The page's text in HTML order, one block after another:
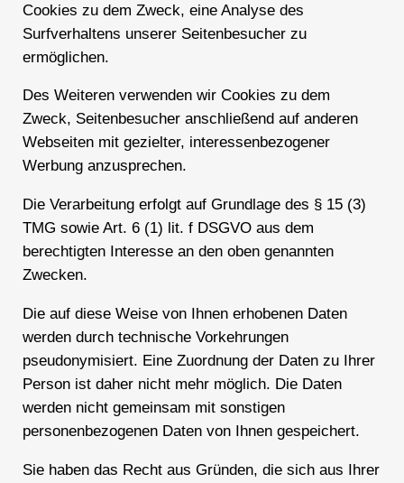
Cookies zu dem Zweck, eine Analyse des
Surfverhaltens unserer Seitenbesucher zu
ermöglichen.
Des Weiteren verwenden wir Cookies zu dem
Zweck, Seitenbesucher anschließend auf anderen
Webseiten mit gezielter, interessenbezogener
Werbung anzusprechen.
Die Verarbeitung erfolgt auf Grundlage des § 15 (3)
TMG sowie Art. 6 (1) lit. f DSGVO aus dem
berechtigten Interesse an den oben genannten
Zwecken.
Die auf diese Weise von Ihnen erhobenen Daten
werden durch technische Vorkehrungen
pseudonymisiert. Eine Zuordnung der Daten zu Ihrer
Person ist daher nicht mehr möglich. Die Daten
werden nicht gemeinsam mit sonstigen
personenbezogenen Daten von Ihnen gespeichert.
Sie haben das Recht aus Gründen, die sich aus Ihrer